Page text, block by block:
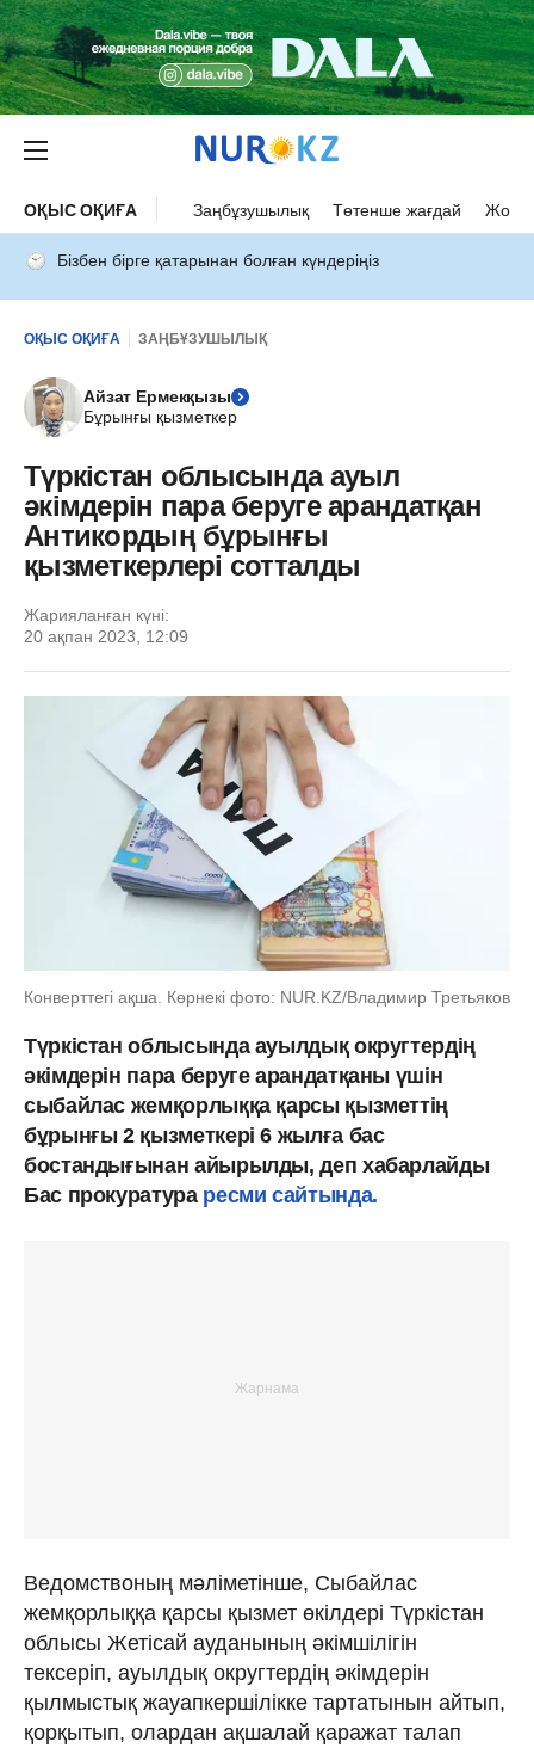
ОҚЫС ОҚИҒА Заңбұзушылық Төтенше жағдай Жол
Бізбен бірге қатарынан болған күндеріңіз
ОҚЫС ОҚИҒА ЗАҢБҰЗУШЫЛЫҚ
Айзат Ермекқызы
Бұрынғы қызметкер
Түркістан облысында ауыл
әкімдерін пара беруге арандатқан
Антикордың бұрынғы
қызметкерлері сотталды
Жарияланған күні:
20 ақпан 2023, 12:09
Конверттегі ақша. Көрнекі фото: NUR.KZ/Владимир Третьяков
Түркістан облысында ауылдық округтердің
әкімдерін пара беруге арандатқаны үшін
сыбайлас жемқорлыққа қарсы қызметтің
бұрынғы 2 қызметкері 6 жылға бас
бостандығынан айырылды, деп хабарлайды
Бас прокуратура ресми сайтында.
Ведомствоның мәліметінше, Сыбайлас
жемқорлыққа қарсы қызмет өкілдері Түркістан
облысы Жетісай ауданының әкімшілігін
тексеріп, ауылдық округтердің әкімдерін
қылмыстық жауапкершілікке тартатынын айтып,
қорқытып, олардан ақшалай қаражат талап